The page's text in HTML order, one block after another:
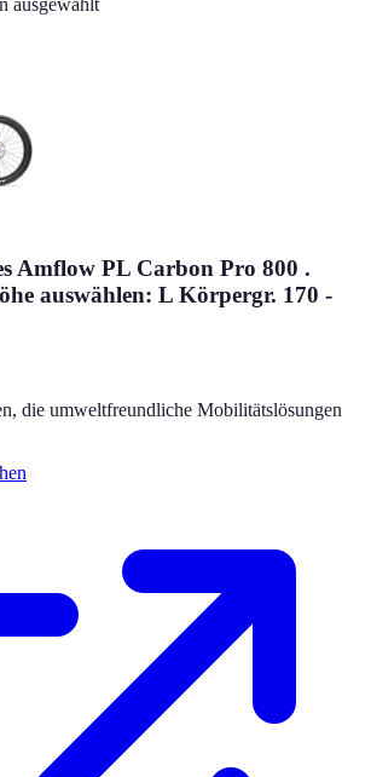
Amflow PL Carbon Pro 800 .
auswählen: L Körpergr. 170 -
die umweltfreundliche Mobilitätslösungen